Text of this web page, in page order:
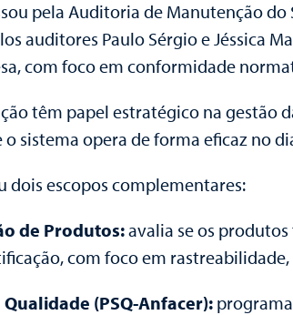
pela Auditoria de Manutenção
auditores Paulo Sérgio e Jéssica
com foco em conformidade
têm papel estratégico na
sistema opera de forma eficaz no
escopos complementares:
de Produtos:avalia se os
com foco em
(PSQ-Anfacer):